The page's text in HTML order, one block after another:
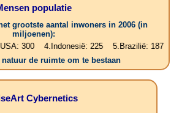
populatie
grootste aantal inwoners in 2006 (in
miljoenen):
4.Indonesië: 225 5.Brazilië: 187
natuur de ruimte om te bestaan
Cybernetics